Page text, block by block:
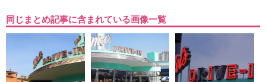
同じまとめ記事に含まれている画像一覧